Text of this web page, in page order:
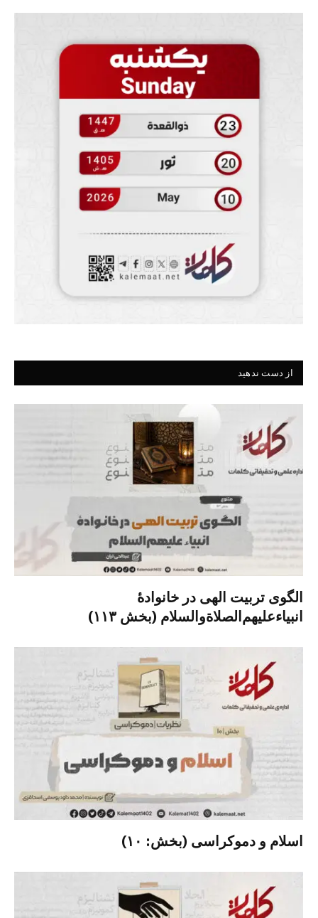
از دست ندهید
الگوی تربیت الهی در خانوادۀ
انبیاءعلیهم‌الصلاةو‌السلام (بخش ۱۱۳)
اسلام و دموکراسی (بخش: ۱۰)